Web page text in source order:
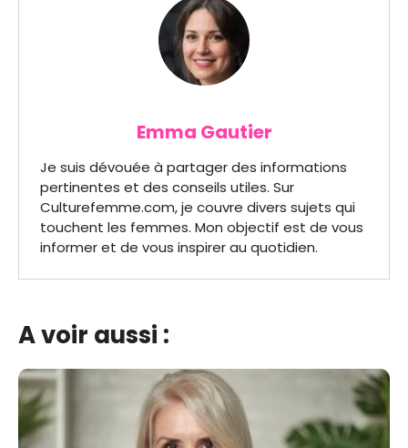
Emma Gautier
Je suis dévouée à partager des informations
pertinentes et des conseils utiles. Sur
Culturefemme.com, je couvre divers sujets qui
touchent les femmes. Mon objectif est de vous
informer et de vous inspirer au quotidien.
A voir aussi :